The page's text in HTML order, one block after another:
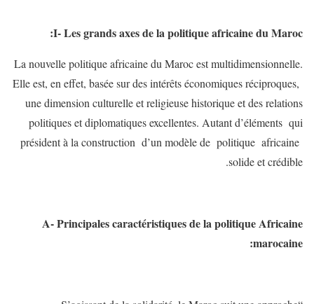
I- Les grands axes de la politique africaine du Maroc:
La nouvelle politique africaine du Maroc est multidimensionnelle.
Elle est, en effet, basée sur des intérêts économiques réciproques,
une dimension culturelle et religieuse historique et des relations
politiques et diplomatiques excellentes. Autant d’éléments qui
président à la construction d’un modèle de politique africaine
solide et crédible.
A- Principales caractéristiques de la politique Africaine
marocaine: